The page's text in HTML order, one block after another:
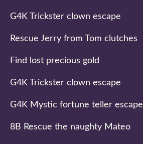
G4K Trickster clown escape
Rescue Jerry from Tom clutches
Find lost precious gold
G4K Trickster clown escape
G4K Mystic fortune teller escape
8B Rescue the naughty Mateo